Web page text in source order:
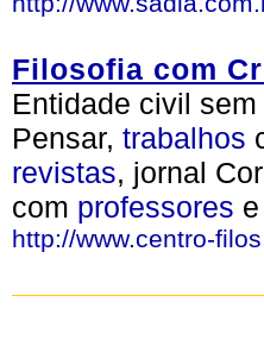
Filosofia com
Entidade civil
Pensar, trabalhos
revistas, jornal
com professores
http://www.centro-